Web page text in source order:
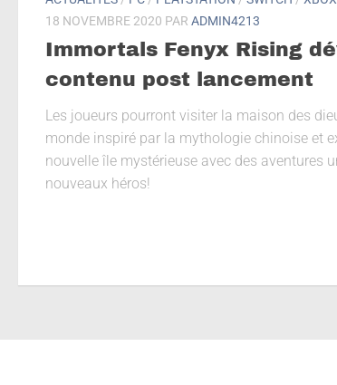
18 NOVEMBRE 2020 PAR ADMIN4213
Immortals Fenyx Rising
contenu post lancement
Les joueurs pourront visiter la maison des
monde inspiré par la mythologie chinoise et
nouvelle île mystérieuse avec des aventures
nouveaux héros!